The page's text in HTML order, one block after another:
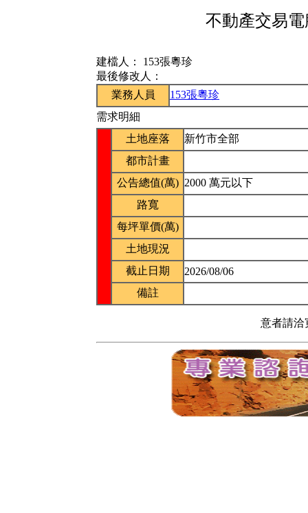
不動產交易
建檔人： 153張粵珍
最後修改人：
業務人員
153張粵珍
需求明細
土地座落
新竹市全部
都市計畫
公告總值(萬) 2000 萬元以下
路寬
每坪單價(萬)
土地現況
截止日期
2026/08/06
備註
意者請洽